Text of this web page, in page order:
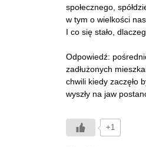
społecznego,
w tym o wielkości
I co się stało,
Odpowiedź:
zadłużonych
chwili kiedy zaczęło
wyszły na jaw
+1